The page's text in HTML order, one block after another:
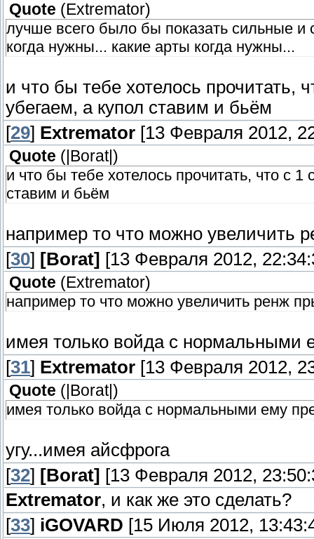
Quote ( Extremator)
лучше всего было бы показать сильные и
когда нужны... какие арты когда нужны...
и что бы тебе хотелось прочитать,
убегаем, а купол ставим и бьём
[29] Extremator [13 Февраля 2012,
Quote ( |Borat| )
и что бы тебе хотелось прочитать, что с
ставим и бьём
например то что можно увеличить
[30] [Borat] [13 Февраля 2012,
Quote ( Extremator)
например то что можно увеличить ренж
имея только войда с нормальными
[31] Extremator [13 Февраля 2012,
Quote ( |Borat| )
имея только войда с нормальными ему
угу...имея айсфрога
[32] [Borat] [13 Февраля 2012,
Extremator, и как же это сделать?
[33] iGOVARD [15 Июля 2012,